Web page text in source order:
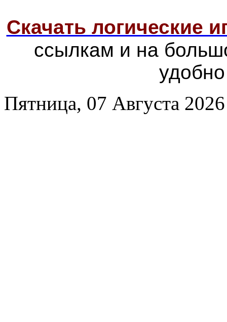
Скачать логические
ссылкам и на
Пятница, 07 Августа 2026